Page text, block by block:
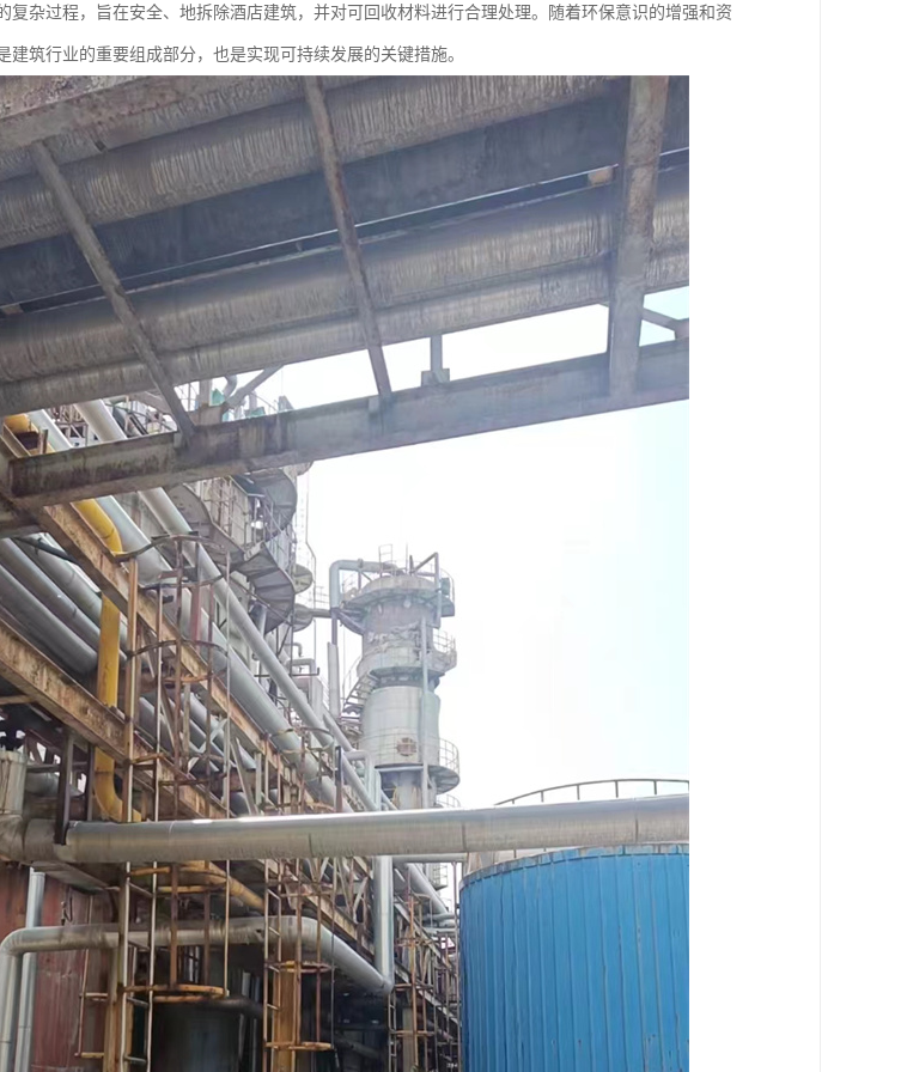
复杂过程，旨在安全、地拆除酒店建筑，并对可回收材料进行合理处理。随着环保意识的增强和资
筑行业的重要组成部分，也是实现可持续发展的关键措施。